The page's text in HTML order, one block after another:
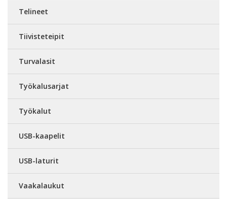
Telineet
Tiivisteteipit
Turvalasit
Työkalusarjat
Työkalut
USB-kaapelit
USB-laturit
Vaakalaukut